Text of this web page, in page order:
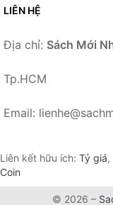
LIÊN HỆ
Địa chỉ: Sách Mới
Tp.HCM
Email:
Liên kết hữu ích: Tỷ giá,
Coin
© 2026 –